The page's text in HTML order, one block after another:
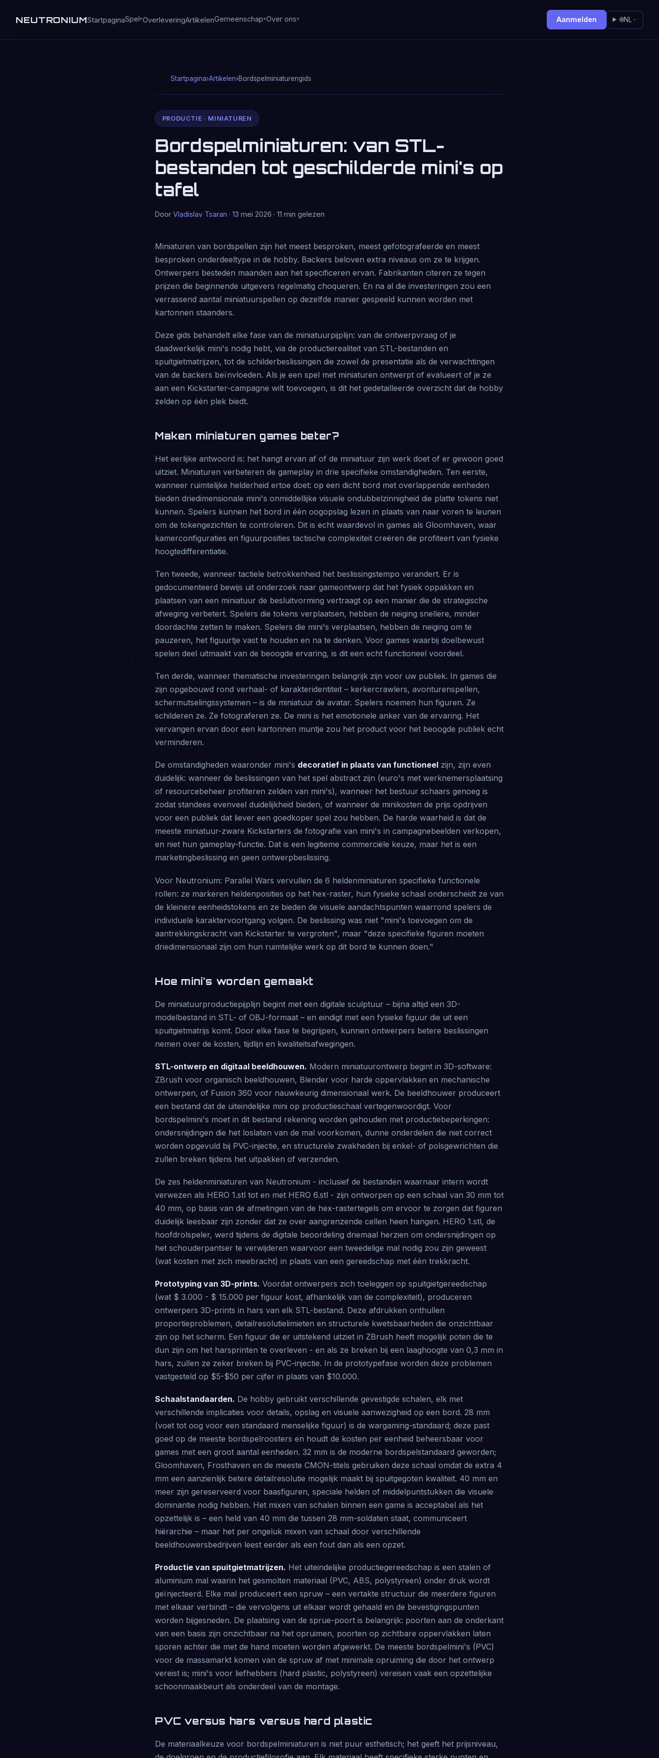
NEUTRONIUMStartpaginaSpel OverleveringArtikelenGemeenschap Over ons Aanmelden 🌐NL
Startpagina›Artikelen›Bordspelminiaturengids
PRODUCTIE · MINIATUREN
Bordspelminiaturen: van STL-
bestanden tot geschilderde mini's op
tafel
Door Vladislav Tsaran · 13 mei 2026 · 11 min gelezen
Miniaturen van bordspellen zijn het meest besproken, meest gefotografeerde en meest
besproken onderdeeltype in de hobby. Backers beloven extra niveaus om ze te krijgen.
Ontwerpers besteden maanden aan het specificeren ervan. Fabrikanten citeren ze tegen
prijzen die beginnende uitgevers regelmatig choqueren. En na al die investeringen zou een
verrassend aantal miniatuurspellen op dezelfde manier gespeeld kunnen worden met
kartonnen staanders.
Deze gids behandelt elke fase van de miniatuurpijplijn: van de ontwerpvraag of je
daadwerkelijk mini's nodig hebt, via de productierealiteit van STL-bestanden en
spuitgietmatrijzen, tot de schilderbeslissingen die zowel de presentatie als de verwachtingen
van de backers beïnvloeden. Als je een spel met miniaturen ontwerpt of evalueert of je ze
aan een Kickstarter-campagne wilt toevoegen, is dit het gedetailleerde overzicht dat de hobby
zelden op één plek biedt.
Maken miniaturen games beter?
Het eerlijke antwoord is: het hangt ervan af of de miniatuur zijn werk doet of er gewoon goed
uitziet. Miniaturen verbeteren de gameplay in drie specifieke omstandigheden. Ten eerste,
wanneer ruimtelijke helderheid ertoe doet: op een dicht bord met overlappende eenheden
bieden driedimensionale mini's onmiddellijke visuele ondubbelzinnigheid die platte tokens niet
kunnen. Spelers kunnen het bord in één oogopslag lezen in plaats van naar voren te leunen
om de tokengezichten te controleren. Dit is echt waardevol in games als Gloomhaven, waar
kamerconfiguraties en figuurposities tactische complexiteit creëren die profiteert van fysieke
hoogtedifferentiatie.
Ten tweede, wanneer tactiele betrokkenheid het beslissingstempo verandert. Er is
gedocumenteerd bewijs uit onderzoek naar gameontwerp dat het fysiek oppakken en
plaatsen van een miniatuur de besluitvorming vertraagt ​​op een manier die de strategische
afweging verbetert. Spelers die tokens verplaatsen, hebben de neiging snellere, minder
doordachte zetten te maken. Spelers die mini's verplaatsen, hebben de neiging om te
pauzeren, het figuurtje vast te houden en na te denken. Voor games waarbij doelbewust
spelen deel uitmaakt van de beoogde ervaring, is dit een echt functioneel voordeel.
Ten derde, wanneer thematische investeringen belangrijk zijn voor uw publiek. In games die
zijn opgebouwd rond verhaal- of karakteridentiteit – kerkercrawlers, avonturenspellen,
schermutselingssystemen – is de miniatuur de avatar. Spelers noemen hun figuren. Ze
schilderen ze. Ze fotograferen ze. De mini is het emotionele anker van de ervaring. Het
vervangen ervan door een kartonnen muntje zou het product voor het beoogde publiek echt
verminderen.
De omstandigheden waaronder mini's decoratief in plaats van functioneel zijn, zijn even
duidelijk: wanneer de beslissingen van het spel abstract zijn (euro's met werknemersplaatsing
of resourcebeheer profiteren zelden van mini's), wanneer het bestuur schaars genoeg is
zodat standees evenveel duidelijkheid bieden, of wanneer de minikosten de prijs opdrijven
voor een publiek dat liever een goedkoper spel zou hebben. De harde waarheid is dat de
meeste miniatuur-zware Kickstarters de fotografie van mini's in campagnebeelden verkopen,
en niet hun gameplay-functie. Dat is een legitieme commerciële keuze, maar het is een
marketingbeslissing en geen ontwerpbeslissing.
Voor Neutronium: Parallel Wars vervullen de 6 heldenminiaturen specifieke functionele
rollen: ze markeren heldenposities op het hex-raster, hun fysieke schaal onderscheidt ze van
de kleinere eenheidstokens en ze bieden de visuele aandachtspunten waarrond spelers de
individuele karaktervoortgang volgen. De beslissing was niet "mini's toevoegen om de
aantrekkingskracht van Kickstarter te vergroten", maar "deze specifieke figuren moeten
driedimensionaal zijn om hun ruimtelijke werk op dit bord te kunnen doen."
Hoe mini's worden gemaakt
De miniatuurproductiepijplijn begint met een digitale sculptuur – bijna altijd een 3D-
modelbestand in STL- of OBJ-formaat – en eindigt met een fysieke figuur die uit een
spuitgietmatrijs komt. Door elke fase te begrijpen, kunnen ontwerpers betere beslissingen
nemen over de kosten, tijdlijn en kwaliteitsafwegingen.
STL-ontwerp en digitaal beeldhouwen. Modern miniatuurontwerp begint in 3D-software:
ZBrush voor organisch beeldhouwen, Blender voor harde oppervlakken en mechanische
ontwerpen, of Fusion 360 voor nauwkeurig dimensionaal werk. De beeldhouwer produceert
een bestand dat de uiteindelijke mini op productieschaal vertegenwoordigt. Voor
bordspelmini's moet in dit bestand rekening worden gehouden met productiebeperkingen:
ondersnijdingen die het loslaten van de mal voorkomen, dunne onderdelen die niet correct
worden opgevuld bij PVC-injectie, en structurele zwakheden bij enkel- of polsgewrichten die
zullen breken tijdens het uitpakken of verzenden.
De zes heldenminiaturen van Neutronium - inclusief de bestanden waarnaar intern wordt
verwezen als HERO 1.stl tot en met HERO 6.stl - zijn ontworpen op een schaal van 30 mm tot
40 mm, op basis van de afmetingen van de hex-rastertegels om ervoor te zorgen dat figuren
duidelijk leesbaar zijn zonder dat ze over aangrenzende cellen heen hangen. HERO 1.stl, de
hoofdrolspeler, werd tijdens de digitale beoordeling driemaal herzien om ondersnijdingen op
het schouderpantser te verwijderen waarvoor een tweedelige mal nodig zou zijn geweest
(wat kosten met zich meebracht) in plaats van een gereedschap met één trekkracht.
Prototyping van 3D-prints. Voordat ontwerpers zich toeleggen op spuitgietgereedschap
(wat $ 3.000 - $ 15.000 per figuur kost, afhankelijk van de complexiteit), produceren
ontwerpers 3D-prints in hars van elk STL-bestand. Deze afdrukken onthullen
proportieproblemen, detailresolutielimieten en structurele kwetsbaarheden die onzichtbaar
zijn op het scherm. Een figuur die er uitstekend uitziet in ZBrush heeft mogelijk poten die te
dun zijn om het harsprinten te overleven - en als ze breken bij een laaghoogte van 0,3 mm in
hars, zullen ze zeker breken bij PVC-injectie. In de prototypefase worden deze problemen
vastgesteld op $5-$50 per cijfer in plaats van $10.000.
Schaalstandaarden. De hobby gebruikt verschillende gevestigde schalen, elk met
verschillende implicaties voor details, opslag en visuele aanwezigheid op een bord. 28 mm
(voet tot oog voor een standaard menselijke figuur) is de wargaming-standaard; deze past
goed op de meeste bordspelroosters en houdt de kosten per eenheid beheersbaar voor
games met een groot aantal eenheden. 32 mm is de moderne bordspelstandaard geworden;
Gloomhaven, Frosthaven en de meeste CMON-titels gebruiken deze schaal omdat de extra 4
mm een ​​aanzienlijk betere detailresolutie mogelijk maakt bij spuitgegoten kwaliteit. 40 mm en
meer zijn gereserveerd voor baasfiguren, speciale helden of middelpuntstukken die visuele
dominantie nodig hebben. Het mixen van schalen binnen een game is acceptabel als het
opzettelijk is – een held van 40 mm die tussen 28 mm-soldaten staat, communiceert
hiërarchie – maar het per ongeluk mixen van schaal door verschillende
beeldhouwersbedrijven leest eerder als een fout dan als een opzet.
Productie van spuitgietmatrijzen. Het uiteindelijke productiegereedschap is een stalen of
aluminium mal waarin het gesmolten materiaal (PVC, ABS, polystyreen) onder druk wordt
geïnjecteerd. Elke mal produceert een spruw – een vertakte structuur die meerdere figuren
met elkaar verbindt – die vervolgens uit elkaar wordt gehaald en de bevestigingspunten
worden bijgesneden. De plaatsing van de sprue-poort is belangrijk: poorten aan de onderkant
van een basis zijn onzichtbaar na het opruimen, poorten op zichtbare oppervlakken laten
sporen achter die met de hand moeten worden afgewerkt. De meeste bordspelmini's (PVC)
voor de massamarkt komen van de spruw af met minimale opruiming die door het ontwerp
vereist is; mini's voor liefhebbers (hard plastic, polystyreen) vereisen vaak een opzettelijke
schoonmaakbeurt als onderdeel van de montage.
PVC versus hars versus hard plastic
De materiaalkeuze voor bordspelminiaturen is niet puur esthetisch; het geeft het prijsniveau,